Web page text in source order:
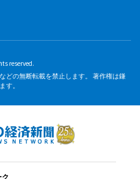
reserved.
どの無断転載を禁止します。 著作権は鎌
す。